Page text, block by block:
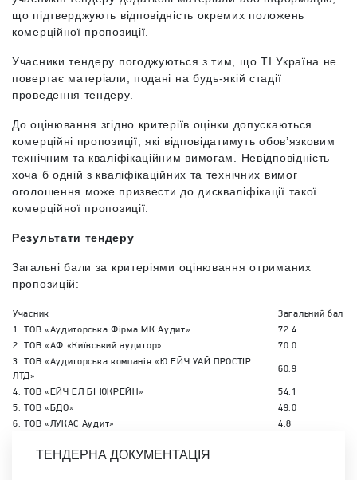
що підтверджують відповідність окремих положень
комерційної пропозиції.
Учасники тендеру погоджуються з тим, що TI Україна не
повертає матеріали, подані на будь-якій стадії
проведення тендеру.
До оцінювання згідно критеріїв оцінки допускаються
комерційні пропозиції, які відповідатимуть обов’язковим
технічним та кваліфікаційним вимогам. Невідповідність
хоча б одній з кваліфікаційних та технічних вимог
оголошення може призвести до дискваліфікації такої
комерційної пропозиції.
Результати тендеру
Загальні бали за критеріями оцінювання отриманих
пропозицій:
Учасник
Загальний бал
1. ТОВ «Аудиторська Фірма МК Аудит»
72.4
2. ТОВ «АФ «Київський аудитор»
70.0
3. ТОВ «Аудиторська компанія «Ю ЕЙЧ УАЙ ПРОСТІР
ЛТД»
60.9
4. ТОВ «ЕЙЧ ЕЛ БІ ЮКРЕЙН»
54.1
5. ТОВ «БДО»
49.0
6. ТОВ «ЛУКАС Аудит»
4.8
ТЕНДЕРНА ДОКУМЕНТАЦІЯ